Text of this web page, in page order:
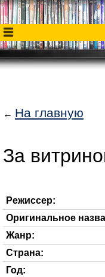
← На главную
За
Режиссер:
Оригинальное
Жанр:
Страна:
Год: